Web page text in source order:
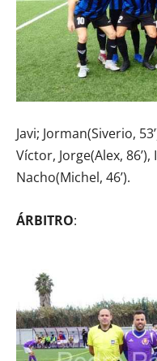
Javi; Jorman(Siverio,
Víctor, Jorge(Alex,
Nacho(Michel, 46’).
ÁRBITRO: